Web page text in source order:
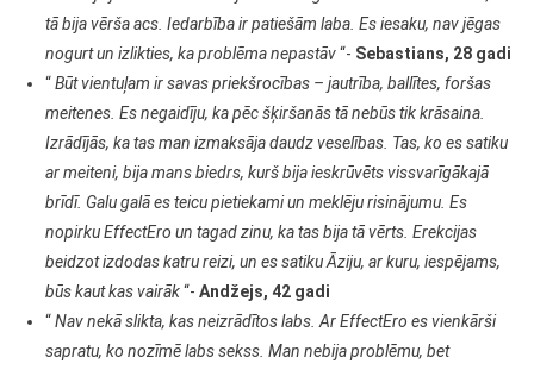
tā bija vērša acs. Iedarbība ir patiešām laba. Es iesaku, nav jēgas
nogurt un izlikties, ka problēma nepastāv“- Sebastians, 28 gadi
“Būt vientuļam ir savas priekšrocības – jautrība, ballītes, foršas
meitenes. Es negaidīju, ka pēc šķiršanās tā nebūs tik krāsaina.
Izrādījās, ka tas man izmaksāja daudz veselības. Tas, ko es satiku
ar meiteni, bija mans biedrs, kurš bija ieskrūvēts vissvarīgākajā
brīdī. Galu galā es teicu pietiekami un meklēju risinājumu. Es
nopirku EffectEro un tagad zinu, ka tas bija tā vērts. Erekcijas
beidzot izdodas katru reizi, un es satiku Āziju, ar kuru, iespējams,
būs kaut kas vairāk“- Andžejs, 42 gadi
“Nav nekā slikta, kas neizrādītos labs. Ar EffectEro es vienkārši
sapratu, ko nozīmē labs sekss. Man nebija problēmu, bet